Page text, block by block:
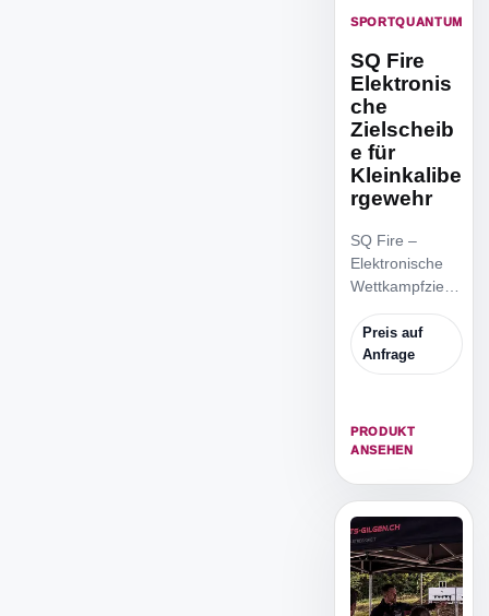
SPORTQUANTUM
SQ Fire
Elektronis
che
Zielscheib
e für
Kleinkalibe
rgewehr
SQ Fire –
Elektronische
Wettkampfziels
Präzisionsschie
ssen Die SQ
Fire ist eine
elektronische
Zielscheibe
ehre
Preis auf
Anfrage
PRODUKT
ANSEHEN